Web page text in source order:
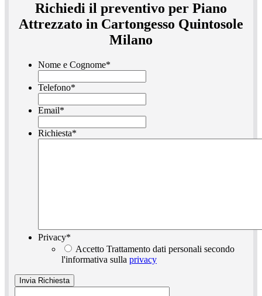
Richiedi il preventivo per Piano
Attrezzato in Cartongesso Quintosole
Milano
Nome e Cognome*
Telefono*
Email*
Richiesta*
Privacy*
Accetto Trattamento dati personali secondo
l'informativa sulla privacy